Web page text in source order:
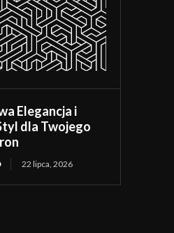
Elegancja i
dla Twojego
22 lipca, 2026